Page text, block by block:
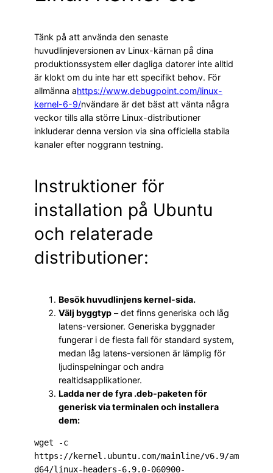
Tänk på att använda den senaste
huvudlinjeversionen av Linux-kärnan på dina
produktionssystem eller dagliga datorer inte alltid
är klokt om du inte har ett specifikt behov. För
allmänna ahttps://www.debugpoint.com/linux-
kernel-6-9/nvändare är det bäst att vänta några
veckor tills alla större Linux-distributioner
inkluderar denna version via sina officiella stabila
kanaler efter noggrann testning.
Instruktioner för
installation på Ubuntu
och relaterade
distributioner:
Besök huvudlinjens kernel-sida.
Välj byggtyp – det finns generiska och låg
latens-versioner. Generiska byggnader
fungerar i de flesta fall för standard system,
medan låg latens-versionen är lämplig för
ljudinspelningar och andra
realtidsapplikationer.
Ladda ner de fyra .deb-paketen för
generisk via terminalen och installera
dem:
wget -c
https://kernel.ubuntu.com/mainline/v6.9/am
d64/linux-headers-6.9.0-060900-